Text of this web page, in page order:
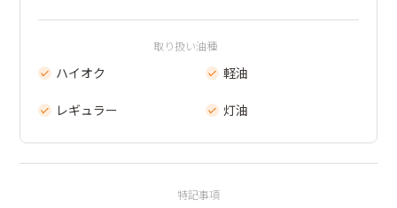
取り扱い油種
ハイオク
レギュラー
軽油
灯油
特記事項